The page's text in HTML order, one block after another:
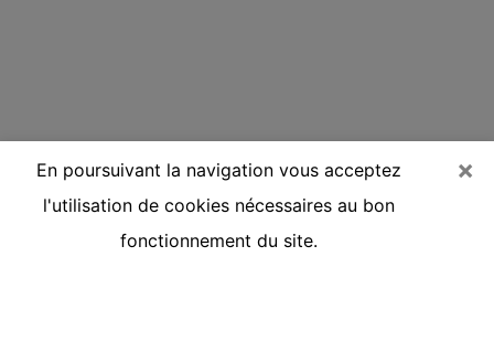
×
En poursuivant la navigation vous acceptez
l'utilisation de cookies nécessaires au bon
fonctionnement du site.